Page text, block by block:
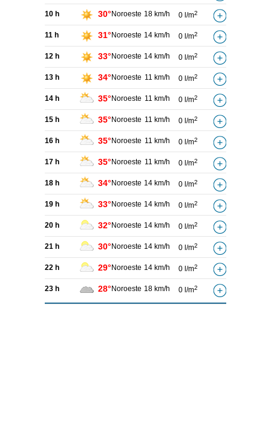
10 h 30° Noroeste 18 km/h 0 l/m2
11 h 31° Noroeste 14 km/h 0 l/m2
12 h 33° Noroeste 14 km/h 0 l/m2
13 h 34° Noroeste 11 km/h 0 l/m2
14 h 35° Noroeste 11 km/h 0 l/m2
15 h 35° Noroeste 11 km/h 0 l/m2
16 h 35° Noroeste 11 km/h 0 l/m2
17 h 35° Noroeste 11 km/h 0 l/m2
18 h 34° Noroeste 14 km/h 0 l/m2
19 h 33° Noroeste 14 km/h 0 l/m2
20 h 32° Noroeste 14 km/h 0 l/m2
21 h 30° Noroeste 14 km/h 0 l/m2
22 h 29° Noroeste 14 km/h 0 l/m2
23 h 28° Noroeste 18 km/h 0 l/m2